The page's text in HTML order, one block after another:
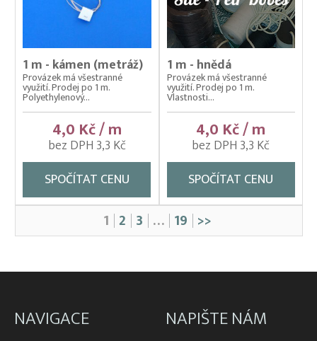
1 m - kámen (metráž)
Provázek má všestranné
využití. Prodej po 1 m.
Polyethylenový...
4,0 Kč / m
bez DPH 3,3 Kč
SPOČÍTAT CENU
1 m - hnědá
Provázek má všestranné
využití. Prodej po 1 m.
Vlastnosti...
4,0 Kč / m
bez DPH 3,3 Kč
SPOČÍTAT CENU
1 2 3 … 19 >>
NAVIGACE NAPIŠTE NÁM